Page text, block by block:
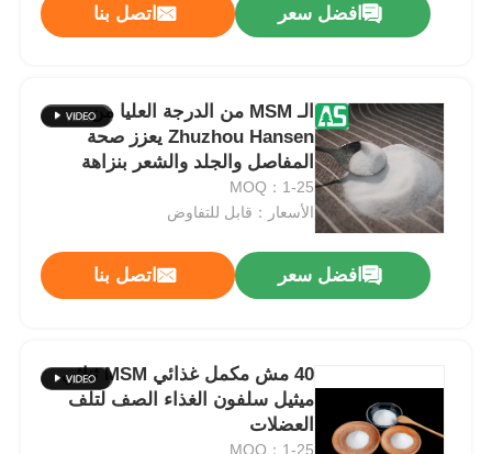
معلومات عنا
رقابة جودة
اطلب اقتباس
مسحوق MSM
ميثيل سلفونيل ميثان MSM
ثنائي ميثيل سلفون إم إس إم
افضل سعر اتصل بنا
الـ MSM من الدرجة العليا من
Zhuzhou Hansen يعزز صحة
المفاصل والجلد والشعر بنزاهة
≥99.9٪
MOQ：1-25
الأسعار：قابل للتفاوض
افضل سعر اتصل بنا
40 مش مكمل غذائي MSM ثنائي
ميثيل سلفون الغذاء الصف لتلف
العضلات
MOQ：1-25